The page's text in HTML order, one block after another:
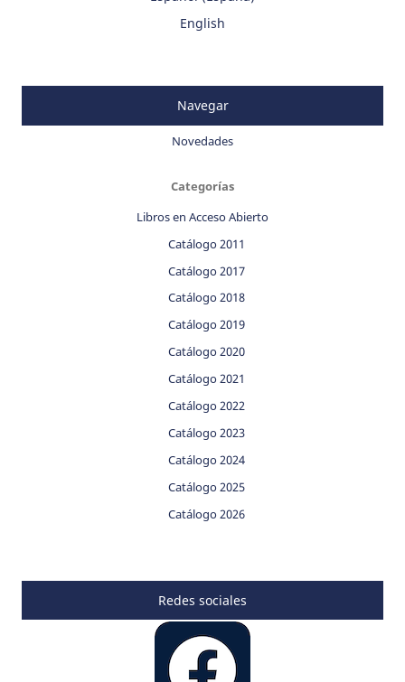
English
Navegar
Novedades
Categorías
Libros en Acceso Abierto
Catálogo 2011
Catálogo 2017
Catálogo 2018
Catálogo 2019
Catálogo 2020
Catálogo 2021
Catálogo 2022
Catálogo 2023
Catálogo 2024
Catálogo 2025
Catálogo 2026
Redes sociales